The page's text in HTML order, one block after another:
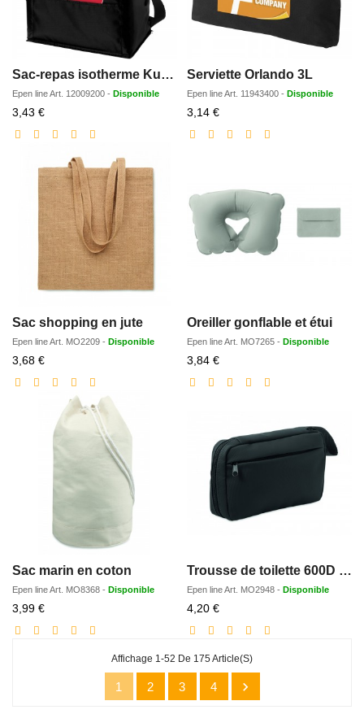
Sac-repas isotherme Kumla 4L
Epen lineArt. 12009200 - Disponible
3,43 €Prix
réduit
Serviette Orlando 3L
Epen lineArt. 11943400 - Disponible
3,14 €Prix
réduit
Sac shopping en jute
Epen lineArt. MO2209 - Disponible
3,68 €Prix
réduit
Oreiller gonflable et étui
Epen lineArt. MO7265 - Disponible
3,84 €Prix
réduit
Sac marin en coton
Epen lineArt. MO8368 - Disponible
3,99 €Prix
réduit
Trousse de toilette 600D RPET
Epen lineArt. MO2948 - Disponible
4,20 €Prix
réduit
Affichage 1-52 De 175 Article(s)
1 2 3 4 